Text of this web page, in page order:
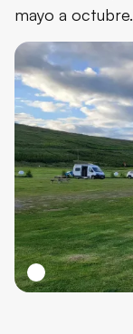
mayo a octubre.